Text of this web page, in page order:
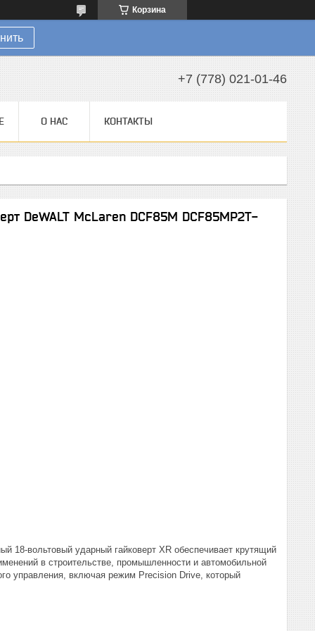
Корзина
+7 (778) 021-01-46
О НАС КОНТАКТЫ
DeWALT McLaren DCF85M DCF85MP2T-
18-вольтовый ударный гайковерт XR обеспечивает крутящий
в строительстве, промышленности и автомобильной
управления, включая режим Precision Drive, который